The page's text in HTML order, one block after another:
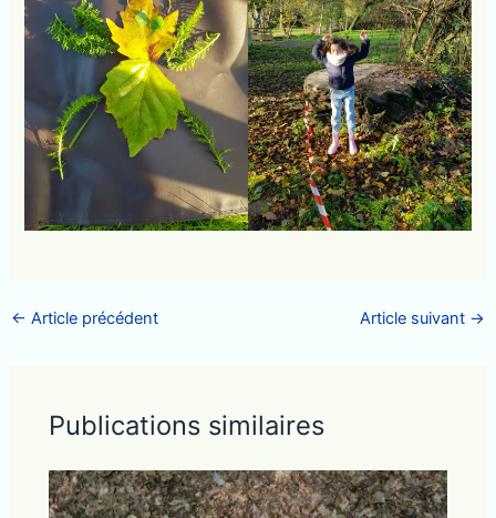
← Article précédent Article suivant →
Publications similaires